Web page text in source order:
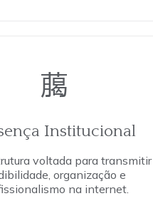
Institucional
voltada para transmitir
organização e
na internet.